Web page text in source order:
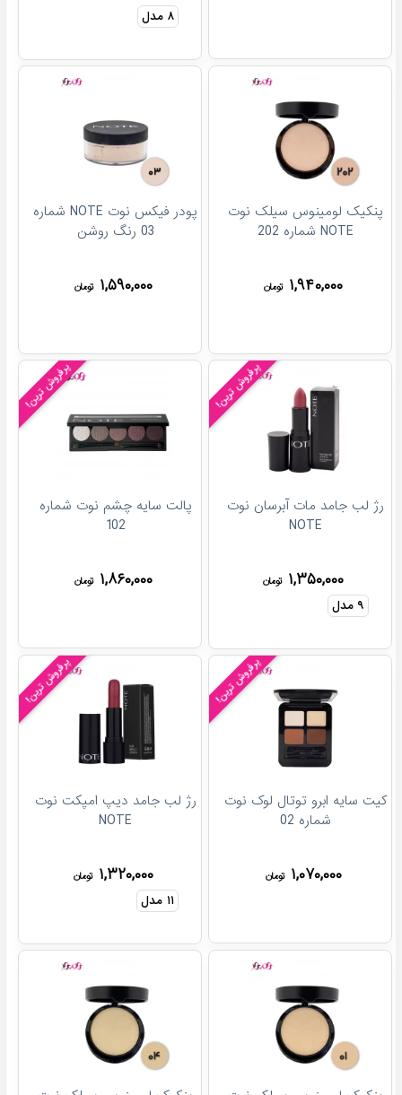
۸ مدل
پنکیک لومینوس سیلک نوت
NOTE شماره 202
۱,۹۴۰,۰۰۰ تومان
پودر فیکس نوت NOTE شماره
03 رنگ روشن
۱,۵۹۰,۰۰۰ تومان
پرفروش ترین!
رژ لب جامد مات آبرسان نوت
NOTE
۱,۳۵۰,۰۰۰ تومان
۹ مدل
پرفروش ترین!
پالت سایه چشم نوت شماره
102
۱,۸۶۰,۰۰۰ تومان
پرفروش ترین!
کیت سایه ابرو توتال لوک نوت
شماره 02
۱,۰۷۰,۰۰۰ تومان
پرفروش ترین!
رژ لب جامد دیپ امپکت نوت
NOTE
۱,۳۲۰,۰۰۰ تومان
۱۱ مدل